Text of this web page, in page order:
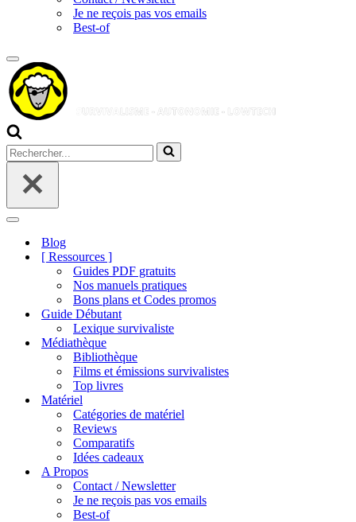
Je ne reçois pas vos emails
Best-of
Menu
de
navigation
Rechercher...
Menu
navigation
Blog
[ Ressources ]
Guides PDF gratuits
Nos manuels pratiques
Bons plans et Codes promos
Guide Débutant
Lexique survivaliste
Médiathèque
Bibliothèque
Films et émissions survivalistes
Top livres
Matériel
Catégories de matériel
Reviews
Comparatifs
Idées cadeaux
A Propos
Contact / Newsletter
Je ne reçois pas vos emails
Best-of